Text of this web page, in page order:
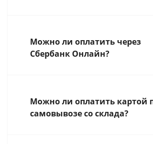
Можно ли оплатить через
Сбербанк Онлайн?
Можно ли оплатить картой
самовывозе со склада?